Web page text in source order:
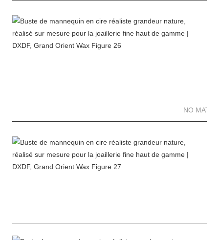
NO